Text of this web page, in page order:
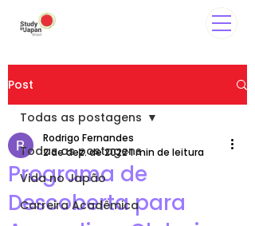
Post
Todas as postagens
Vida no Japão
Carreira Acadêmica
Todas as postagens
Programa de
Descoberta para
Rodrigo Fernandes
2 de dez. de 20221 min de leitura